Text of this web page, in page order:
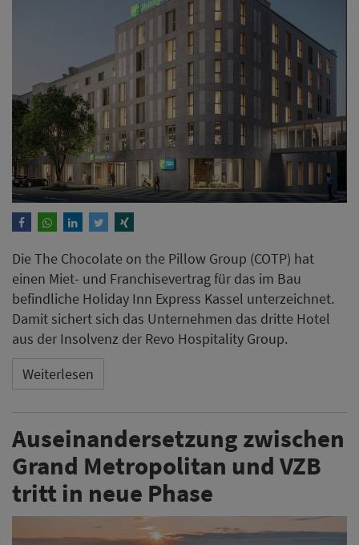
Die The Chocolate on the Pillow Group (COTP) hat
einen Miet- und Franchisevertrag für das im Bau
befindliche Holiday Inn Express Kassel unterzeichnet.
Damit sichert sich das Unternehmen das dritte Hotel
aus der Insolvenz der Revo Hospitality Group.
Weiterlesen
Auseinandersetzung zwischen
Grand Metropolitan und VZB
tritt in neue Phase